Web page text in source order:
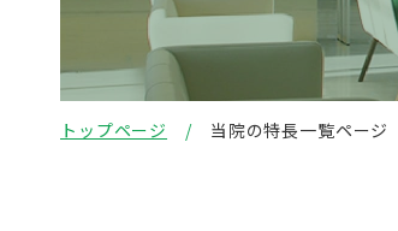
トップページ 当院の特長一覧ページ